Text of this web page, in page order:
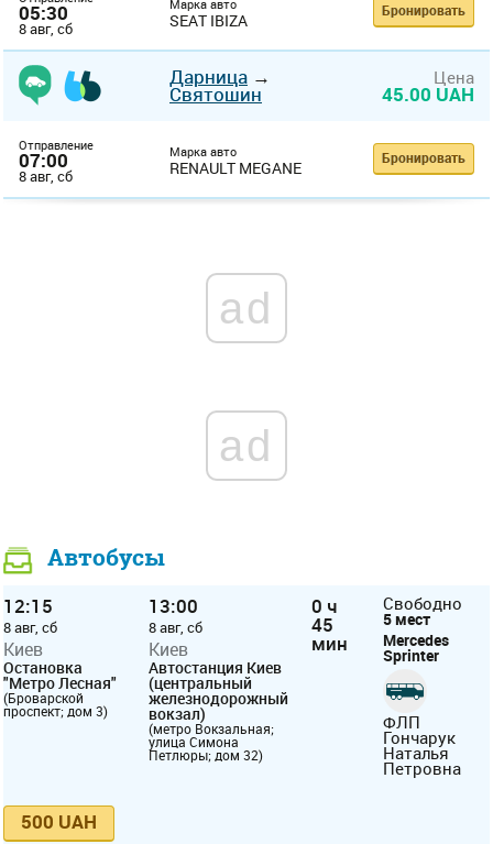
05:30
8 авг, сб
Марка авто
SEAT IBIZA Бронировать
Дарница →
Святошин
Цена
45.00 UAH
Отправление
07:00
8 авг, сб
Марка авто
RENAULT MEGANE Бронировать
ad
ad
Автобусы
12:15
8 авг, сб
Киев
Остановка
"Метро Лесная"
(Броварской
проспект; дом 3)
13:00
8 авг, сб
Киев
Автостанция Киев
(центральный
железнодорожный
вокзал)
(метро Вокзальная;
улица Симона
Петлюры; дом 32)
0 ч
45
мин
Свободно
5 мест
Mercedes
Sprіnter
ФЛП
Гончарук
Наталья
Петровна
500 UAH